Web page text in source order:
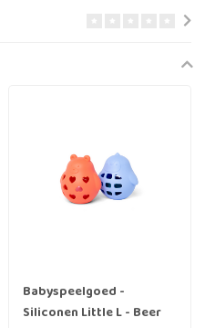
Babyspeelgoed -
Siliconen Little L - Beer